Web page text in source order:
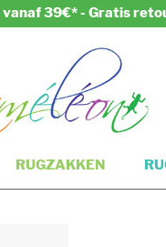
39€* - Gratis
RUGZAKKEN